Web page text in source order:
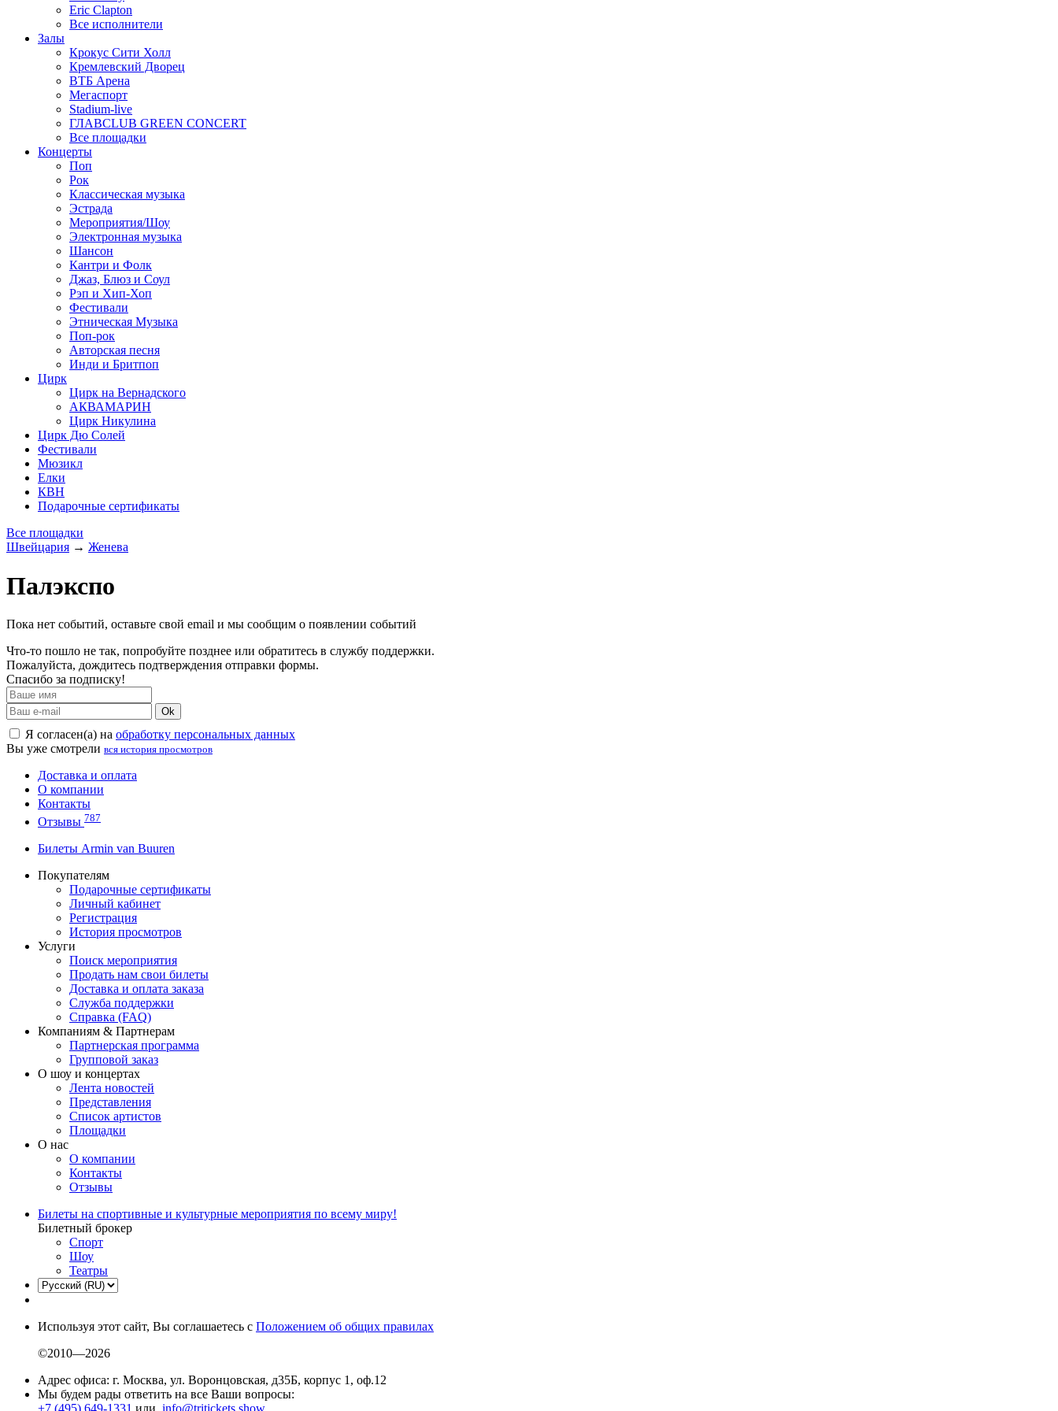
Eric Clapton
Все исполнители
Залы
Крокус Сити Холл
Кремлевский Дворец
ВТБ Арена
Мегаспорт
Stadium-live
ГЛАВCLUB GREEN CONCERT
Все площадки
Концерты
Поп
Рок
Классическая музыка
Эстрада
Мероприятия/Шоу
Электронная музыка
Шансон
Кантри и Фолк
Джаз, Блюз и Соул
Рэп и Хип-Хоп
Фестивали
Этническая Музыка
Поп-рок
Авторская песня
Инди и Бритпоп
Цирк
Цирк на Вернадского
АКВАМАРИН
Цирк Никулина
Цирк Дю Солей
Фестивали
Мюзикл
Елки
КВН
Подарочные сертификаты
Все площадки
Швейцария → Женева
Палэкспо
Пока нет событий, оставьте свой email и мы сообщим о появлении событий
Что-то пошло не так, попробуйте позднее или обратитесь в службу поддержки.
Пожалуйста, дождитесь подтверждения отправки формы.
Спасибо за подписку!
Ok
Я согласен(а) на обработку персональных данных
Вы уже смотрели вся история просмотров
Доставка и оплата
О компании
Контакты
Отзывы 787
Билеты Armin van Buuren
Покупателям
Подарочные сертификаты
Личный кабинет
Регистрация
История просмотров
Услуги
Поиск мероприятия
Продать нам свои билеты
Доставка и оплата заказа
Служба поддержки
Справка (FAQ)
Компаниям & Партнерам
Партнерская программа
Групповой заказ
О шоу и концертах
Лента новостей
Представления
Список артистов
Площадки
О нас
О компании
Контакты
Отзывы
Билеты на спортивные и культурные мероприятия по всему миру!
Билетный брокер
Спорт
Шоу
Театры
Используя этот сайт, Вы соглашаетесь с Положением об общих правилах
©2010—2026
Адрес офиса: г. Москва, ул. Воронцовская, д35Б, корпус 1, оф.12
Мы будем рады ответить на все Ваши вопросы:
+7 (495) 649-1331 или info@tritickets.show